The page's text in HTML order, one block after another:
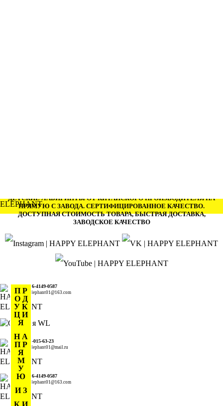
П Р
О Д
У К
Ц И
Я
Н А
П Р
Я
М
У
Ю
И З
К И
ДЕТСКИЕ ЛАБИРИНТЫ ОТ КИТАЙСКОГО ПРОИЗВОДИТЕЛЯ НА
ПРЯМУЮ С ЗАВОДА. СЕРТИФИЦИРОВАННОЕ КАЧЕСТВО.
ДОСТУПНАЯ СТОИМОСТЬ ТОВАРА, БЫСТРАЯ ДОСТАВКА,
ЗАВОДСКОЕ КАЧЕСТВО
+86-136-4149-0587
happyelephant01@163.com
+7-978-015-63-23
happyelephant01@mail.ru
+86-136-4149-0587
happyelephant01@163.com